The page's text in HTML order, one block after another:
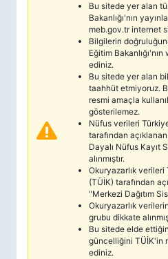
Bu sitede yer alan
Bakanlığı'nın
meb.gov.tr internet
Bilgilerin
Eğitim
ediniz.
Bu sitede yer alan
taahhüt etmiyoruz.
resmi amaçla
gösterilemez.
Nüfus verileri
tarafından
Dayalı Nüfus Kayıt
alınmıştır.
Okuryazarlık
(TÜİK) tarafından
"Merkezi Dağıtım
Okuryazarlık
grubu dikkate
Bu sitede elde
güncelliğini TÜİK'in
ediniz.